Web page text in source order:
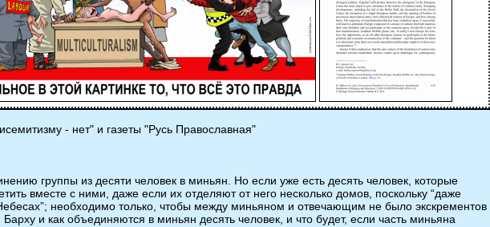
- нет" и газеты "Русь Православная"
группы из десяти человек в миньян. Но если уже есть десять человек, которые
вместе с ними, даже если их отделяют от него несколько домов, поскольку “даже
необходимо только, чтобы между миньяном и отвечающим не было экскрементов
и как объединяются в миньян десять человек, и что будет, если часть миньяна